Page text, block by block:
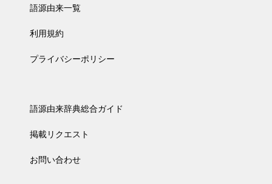
語源由来一覧
利用規約
プライバシーポリシー
語源由来辞典総合ガイド
掲載リクエスト
お問い合わせ